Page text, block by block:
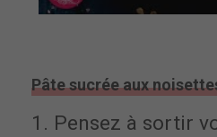
Pâte sucrée aux
1. Pensez à sortir